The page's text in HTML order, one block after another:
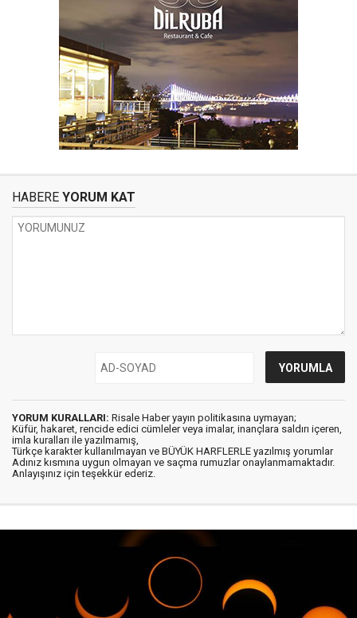
HABERE YORUM KAT
YORUM KURALLARI: Risale Haber yayın politikasına uymayan;
Küfür, hakaret, rencide edici cümleler veya imalar, inançlara saldırı içeren,
imla kuralları ile yazılmamış,
Türkçe karakter kullanılmayan ve BÜYÜK HARFLERLE yazılmış yorumlar
Adınız kısmına uygun olmayan ve saçma rumuzlar onaylanmamaktadır.
Anlayışınız için teşekkür ederiz.